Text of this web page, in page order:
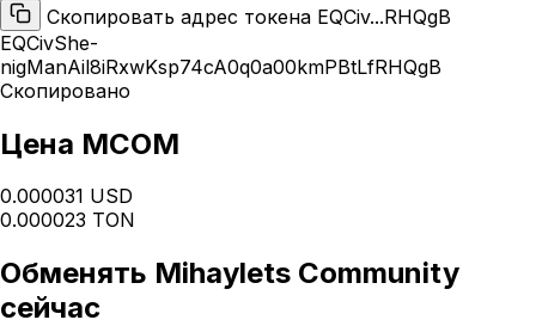
Скопировать адрес токена EQCiv...RHQgB
EQCivShe-
nigManAil8iRxwKsp74cA0q0a00kmPBtLfRHQgB
Скопировано
Цена MCOM
0.000031 USD
0.000023 TON
Обменять Mihaylets Community
сейчас